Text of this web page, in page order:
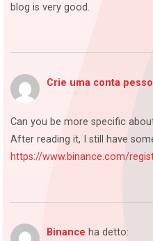
blog is very good.
Crie uma conta
Can you be more specific
After reading it, I still have
https://www.binance.com/
Binance ha detto: